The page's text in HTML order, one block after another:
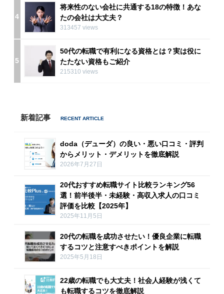
4
将来性のない会社に共通する18の特徴！あな
たの会社は大丈夫？
313457 views
5
50代の転職で有利になる資格とは？実は役に
たたない資格もご紹介
215310 views
新着記事
doda（デューダ）の良い・悪い口コミ・評判
からメリット・デメリットを徹底解説
2026年7月27日
20代おすすめ転職サイト比較ランキング56
選！前半後半・未経験・高収入求人の口コミ
評価を比較【2025年】
2025年11月5日
20代の転職を成功させたい！優良企業に転職
するコツと注意すべきポイントを解説
2025年5月18日
22歳の転職でも大丈夫！社会人経験が浅くて
も転職するコツを徹底解説